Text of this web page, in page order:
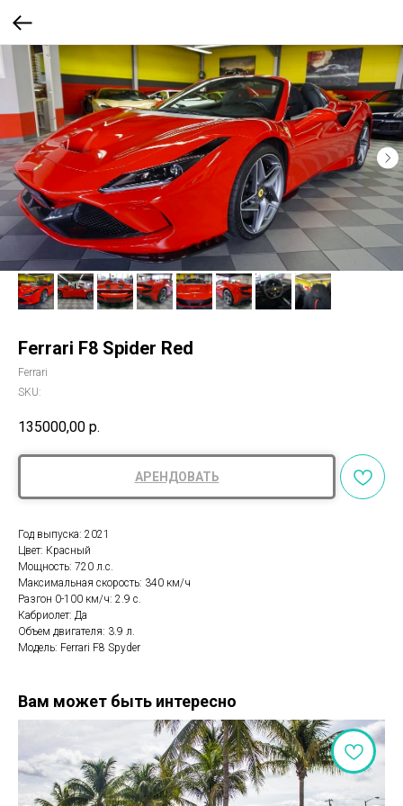
Ferrari F8 Spider Red
Ferrari
SKU:
135000,00 р.
АРЕНДОВАТЬ
Год выпуска: 2021
Цвет: Красный
Мощность: 720 л.с.
Максимальная скорость: 340 км/ч
Разгон 0-100 км/ч: 2.9 с.
Кабриолет: Да
Объем двигателя: 3.9 л.
Модель: Ferrari F8 Spyder
Вам может быть интересно